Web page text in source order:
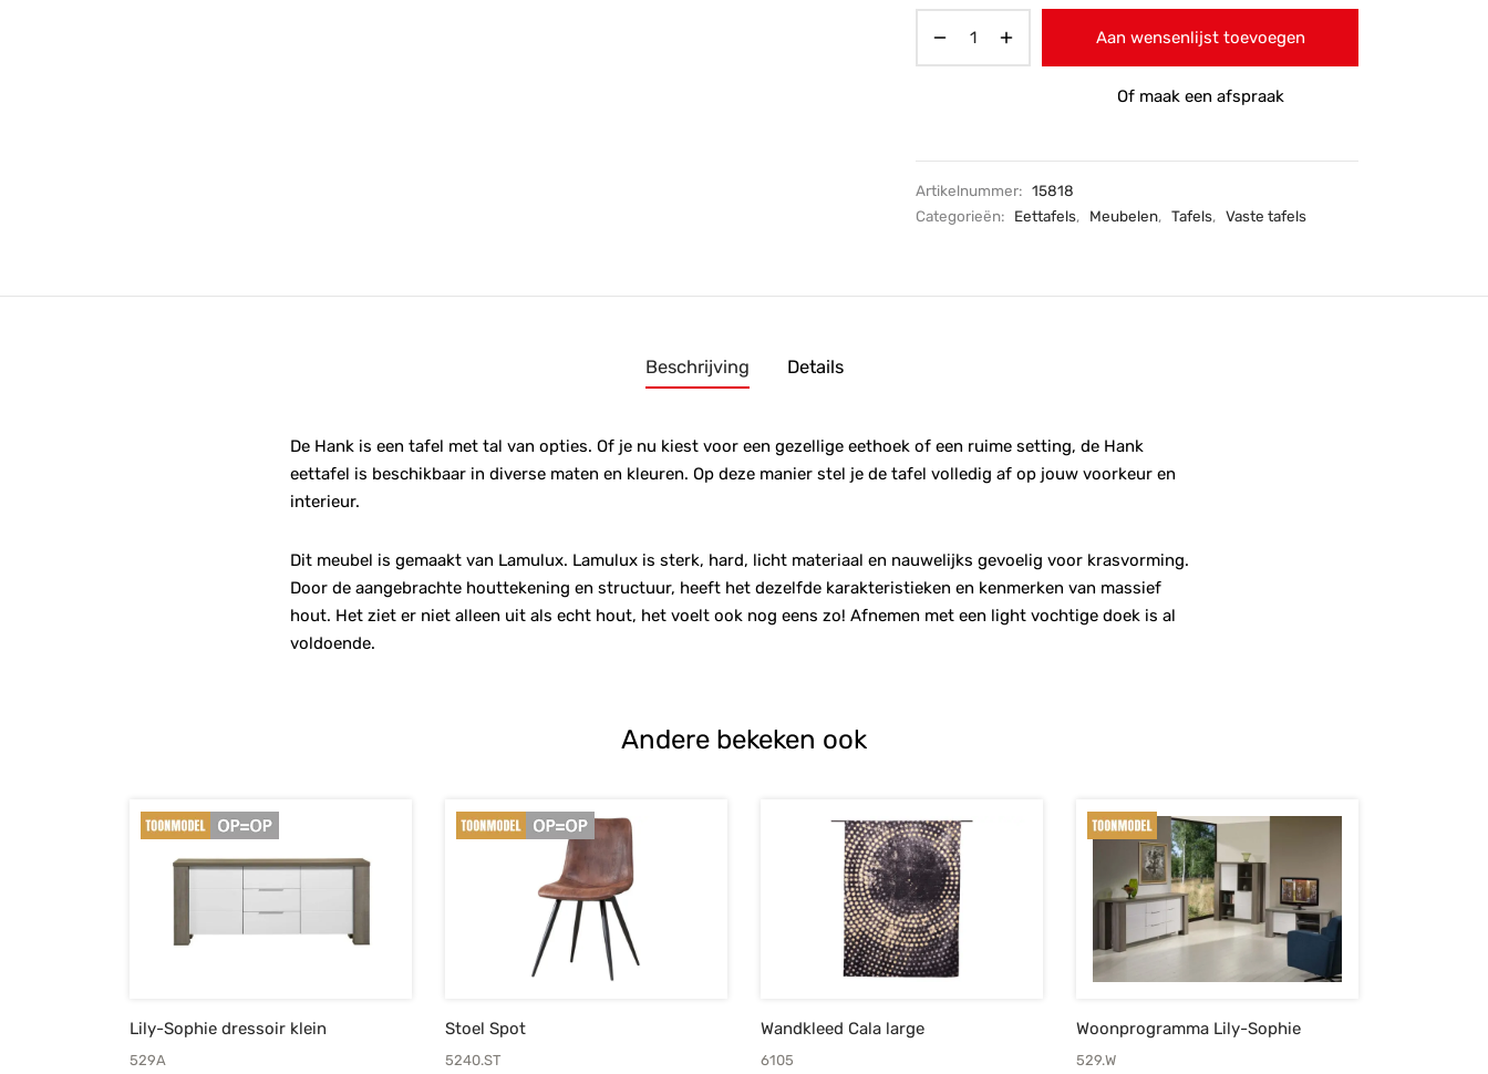
Aan wensenlijst toevoegen
Of maak een afspraak
Artikelnummer: 15818
Categorieën:
Eettafels, Meubelen, Tafels, Vaste tafels
Beschrijving Details
De Hank is een tafel met tal van opties. Of je nu kiest voor een gezellige eethoek of een ruime setting, de Hank
eettafel is beschikbaar in diverse maten en kleuren. Op deze manier stel je de tafel volledig af op jouw voorkeur en
interieur.
Dit meubel is gemaakt van Lamulux. Lamulux is sterk, hard, licht materiaal en nauwelijks gevoelig voor krasvorming.
Door de aangebrachte houttekening en structuur, heeft het dezelfde karakteristieken en kenmerken van massief
hout. Het ziet er niet alleen uit als echt hout, het voelt ook nog eens zo! Afnemen met een light vochtige doek is al
voldoende.
Andere bekeken ook
Lily-Sophie dressoir klein
529A
Stoel Spot
5240.ST
Wandkleed Cala large
6105
Woonprogramma Lily-Sophie
529.W